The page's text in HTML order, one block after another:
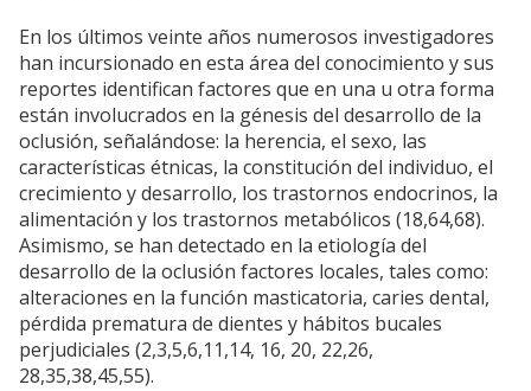
En los últimos veinte años numerosos investigadores
han incursionado en esta área del conocimiento y sus
reportes identifican factores que en una u otra forma
están involucrados en la génesis del desarrollo de la
oclusión, señalándose: la herencia, el sexo, las
características étnicas, la constitución del individuo, el
crecimiento y desarrollo, los trastornos endocrinos, la
alimentación y los trastornos metabólicos (18,64,68).
Asimismo, se han detectado en la etiología del
desarrollo de la oclusión factores locales, tales como:
alteraciones en la función masticatoria, caries dental,
pérdida prematura de dientes y hábitos bucales
perjudiciales (2,3,5,6,11,14, 16, 20, 22,26,
28,35,38,45,55).